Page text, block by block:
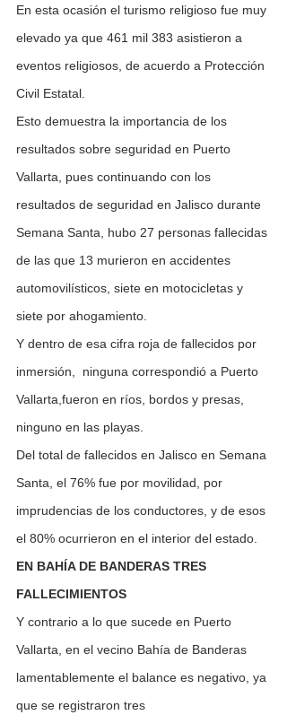
En esta ocasión el turismo religioso fue muy
elevado ya que 461 mil 383 asistieron a
eventos religiosos, de acuerdo a Protección
Civil Estatal.
Esto demuestra la importancia de los
resultados sobre seguridad en Puerto
Vallarta, pues continuando con los
resultados de seguridad en Jalisco durante
Semana Santa, hubo 27 personas fallecidas
de las que 13 murieron en accidentes
automovilísticos, siete en motocicletas y
siete por ahogamiento.
Y dentro de esa cifra roja de fallecidos por
inmersión,  ninguna correspondió a Puerto
Vallarta,fueron en ríos, bordos y presas,
ninguno en las playas.
Del total de fallecidos en Jalisco en Semana
Santa, el 76% fue por movilidad, por
imprudencias de los conductores, y de esos
el 80% ocurrieron en el interior del estado.
EN BAHÍA DE BANDERAS TRES
FALLECIMIENTOS
Y contrario a lo que sucede en Puerto
Vallarta, en el vecino Bahía de Banderas
lamentablemente el balance es negativo, ya
que se registraron tres